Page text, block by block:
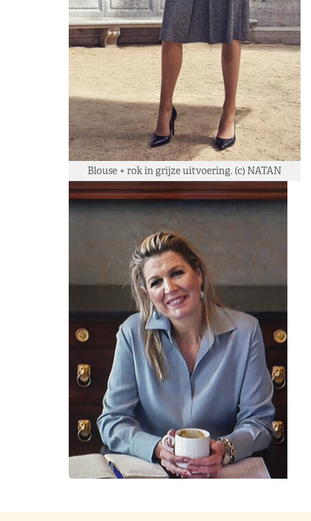
Blouse + rok in grijze uitvoering. (c) NATAN